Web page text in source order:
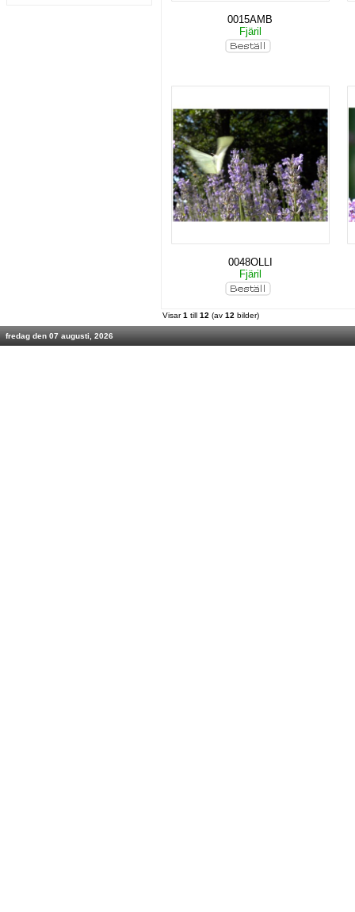
0015AMB
Fjäril
0048OLLI
Fjäril
Visar1 till 12 (av 12 bilder)
fredag den 07 augusti, 2026